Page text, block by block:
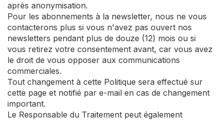
après anonymisation.
Pour les abonnements à la newsletter, nous ne vous
contacterons plus si vous n'avez pas ouvert nos
newsletters pendant plus de douze (12) mois ou si
vous retirez votre consentement avant, car vous avez
le droit de vous opposer aux communications
commerciales.
Tout changement à cette Politique sera effectué sur
cette page et notifié par e-mail en cas de changement
important.
Le Responsable du Traitement peut également